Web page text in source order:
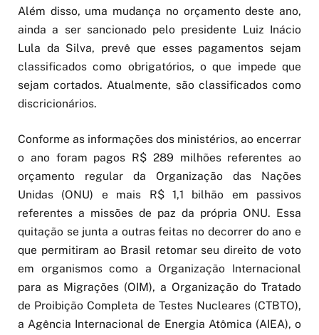
Além disso, uma mudança no orçamento deste ano,
ainda a ser sancionado pelo presidente Luiz Inácio
Lula da Silva, prevê que esses pagamentos sejam
classificados como obrigatórios, o que impede que
sejam cortados. Atualmente, são classificados como
discricionários.
Conforme as informações dos ministérios, ao encerrar
o ano foram pagos R$ 289 milhões referentes ao
orçamento regular da Organização das Nações
Unidas (ONU) e mais R$ 1,1 bilhão em passivos
referentes a missões de paz da própria ONU. Essa
quitação se junta a outras feitas no decorrer do ano e
que permitiram ao Brasil retomar seu direito de voto
em organismos como a Organização Internacional
para as Migrações (OIM), a Organização do Tratado
de Proibição Completa de Testes Nucleares (CTBTO),
a Agência Internacional de Energia Atômica (AIEA), o